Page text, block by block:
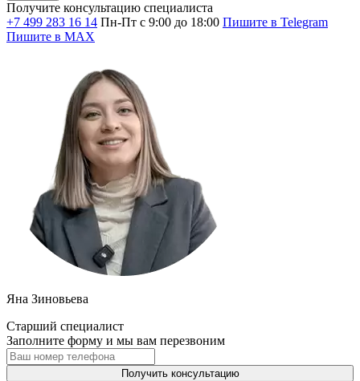
Получите консультацию специалиста
+7 499 283 16 14 Пн-Пт с 9:00 до 18:00 Пишите в Telegram
Пишите в MAX
Яна Зиновьева
Старший специалист
Заполните форму и мы вам перезвоним
Получить консультацию